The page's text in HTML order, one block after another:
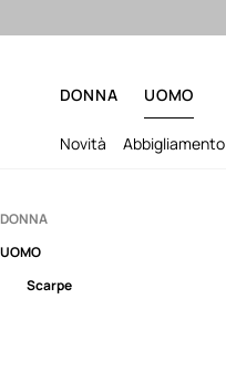
DONNA UOMO
Novità Abbigliamento
DONNA
Scarpe
Pantofole
UOMO
Scarpe